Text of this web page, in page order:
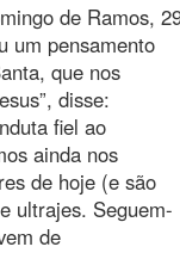
de Ramos,
um pensamento
que nos
disse:
fiel ao
ainda nos
de hoje (e são
ultrajes. Seguem-
de